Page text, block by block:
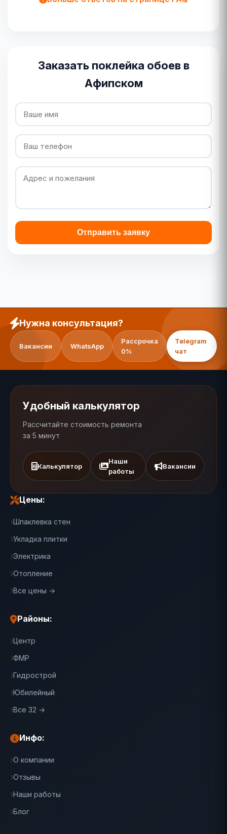
Заказать поклейка обоев в
Афипском
Отправить заявку
Нужна консультация?
Вакансии WhatsApp
Рассрочка
0%
Telegram
чат
Удобный калькулятор
Рассчитайте стоимость ремонта
за 5 минут
Калькулятор
Наши
работы
Вакансии
Цены:
Шпаклевка стен
Укладка плитки
Электрика
Отопление
Все цены →
Районы:
Центр
ФМР
Гидрострой
Юбилейный
Все 32 →
Инфо:
О компании
Отзывы
Наши работы
Блог